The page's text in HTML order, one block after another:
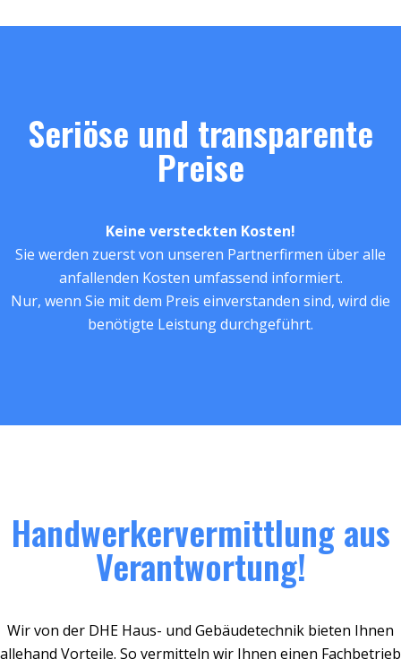
Seriöse und transparente
Preise
Keine versteckten Kosten!
Sie werden zuerst von unseren Partnerfirmen über alle
anfallenden Kosten umfassend informiert.
Nur, wenn Sie mit dem Preis einverstanden sind, wird die
benötigte Leistung durchgeführt.
Handwerkervermittlung aus
Verantwortung!
Wir von der DHE Haus- und Gebäudetechnik bieten Ihnen
allehand Vorteile. So vermitteln wir Ihnen einen Fachbetrieb